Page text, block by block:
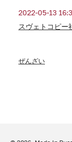
2022-05-13
スヴェトコピー
ぜんざい